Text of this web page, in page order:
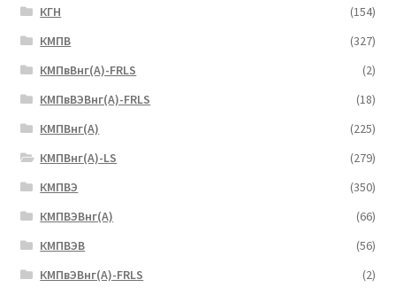
КГН
(154)
КМПВ
(327)
КМПвВнг(А)-FRLS
(2)
КМПвВЭВнг(А)-FRLS
(18)
КМПВнг(А)
(225)
КМПВнг(А)-LS
(279)
КМПВЭ
(350)
КМПВЭBнг(А)
(66)
КМПВЭВ
(56)
КМПвЭВнг(А)-FRLS
(2)